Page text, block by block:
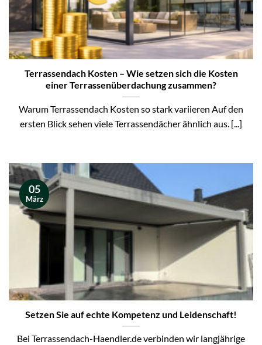
Terrassendach Kosten – Wie setzen sich die Kosten
einer Terrassenüberdachung zusammen?
Warum Terrassendach Kosten so stark variieren Auf den
ersten Blick sehen viele Terrassendächer ähnlich aus. [...]
Setzen Sie auf echte Kompetenz und Leidenschaft!
Bei Terrassendach-Haendler.de verbinden wir langjährige
05
März